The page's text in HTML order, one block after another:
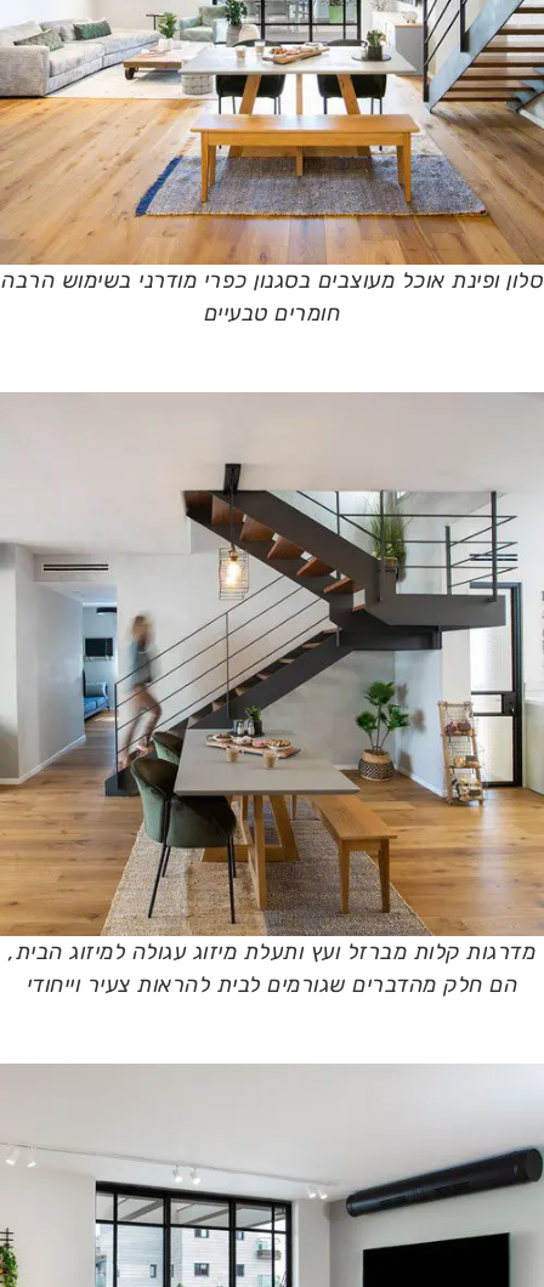
סלון ופינת אוכל מעוצבים בסגנון כפרי מודרני בשימוש הרבה
חומרים טבעיים
מדרגות קלות מברזל ועץ ותעלת מיזוג עגולה למיזוג הבית,
הם חלק מהדברים שגורמים לבית להראות צעיר וייחודי